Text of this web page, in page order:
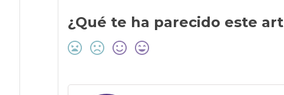
¿Qué te ha parecido este